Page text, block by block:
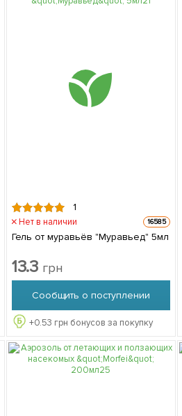
1
Нет в наличии 16585
Гель от муравьёв "Муравьед" 5мл
13.3 грн
Сообщить о поступлении
+0.53 грн бонусов за покупку